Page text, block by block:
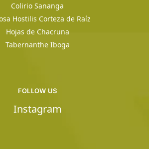
Colirio Sananga
Hostilis Corteza de Raíz
Hojas de Chacruna
Tabernanthe Iboga
FOLLOW US
Instagram